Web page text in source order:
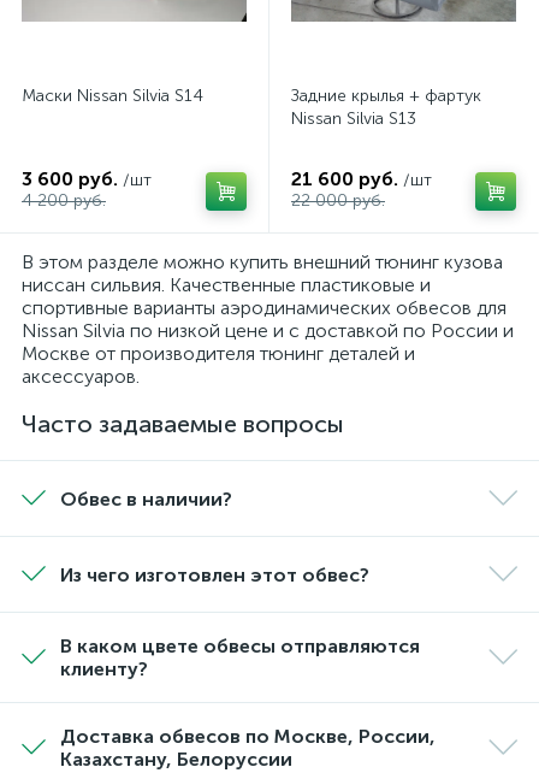
Маски Nissan Silvia S14
3 600 руб. /шт
4 200 руб.
Задние крылья + фартук
Nissan Silvia S13
21 600 руб. /шт
22 000 руб.
В этом разделе можно купить внешний тюнинг кузова
ниссан сильвия. Качественные пластиковые и
спортивные варианты аэродинамических обвесов для
Nissan Silvia по низкой цене и с доставкой по России и
Москве от производителя тюнинг деталей и
аксессуаров.
Часто задаваемые вопросы
Обвес в наличии?
Из чего изготовлен этот обвес?
В каком цвете обвесы отправляются
клиенту?
Доставка обвесов по Москве, России,
Казахстану, Белоруссии